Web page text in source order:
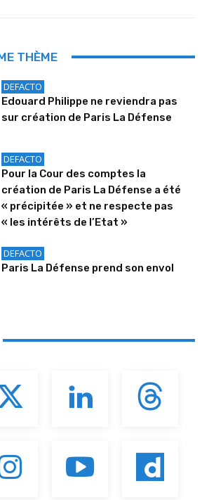
THÈME
DEFACTO
Edouard Philippe ne reviendra pas
sur création de Paris La Défense
DEFACTO
Pour la Cour des comptes la
création de Paris La Défense a été
« précipitée » et ne respecte pas
« les intérêts de l’Etat »
DEFACTO
Paris La Défense prend son envol